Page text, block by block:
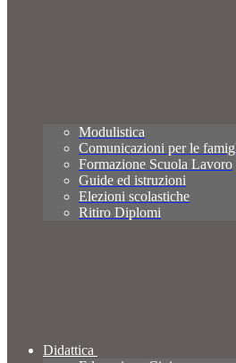
Modulistica
Comunicazioni per le
Formazione Scuola Lavoro
Guide ed istruzioni
Elezioni scolastiche
Ritiro Diplomi
Didattica